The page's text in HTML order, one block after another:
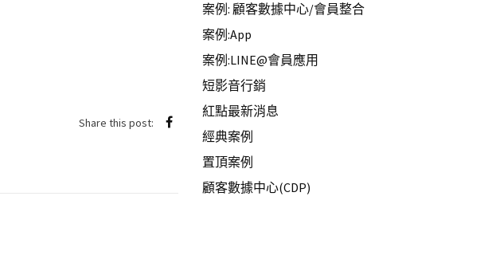
Share this post:
案例: 顧客數據中心/會員整合
案例:App
案例:LINE@會員應用
短影音行銷
紅點最新消息
經典案例
置頂案例
顧客數據中心(CDP)